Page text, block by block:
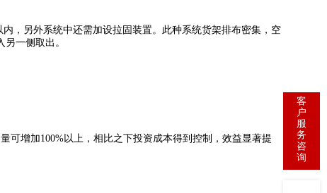
，另外系统中还需加设拉固装置。此种系统货架排布密集，空
一侧取出。
增加100%以上，相比之下投资成本得到控制，效益显著提
客
户
服
务
咨
询